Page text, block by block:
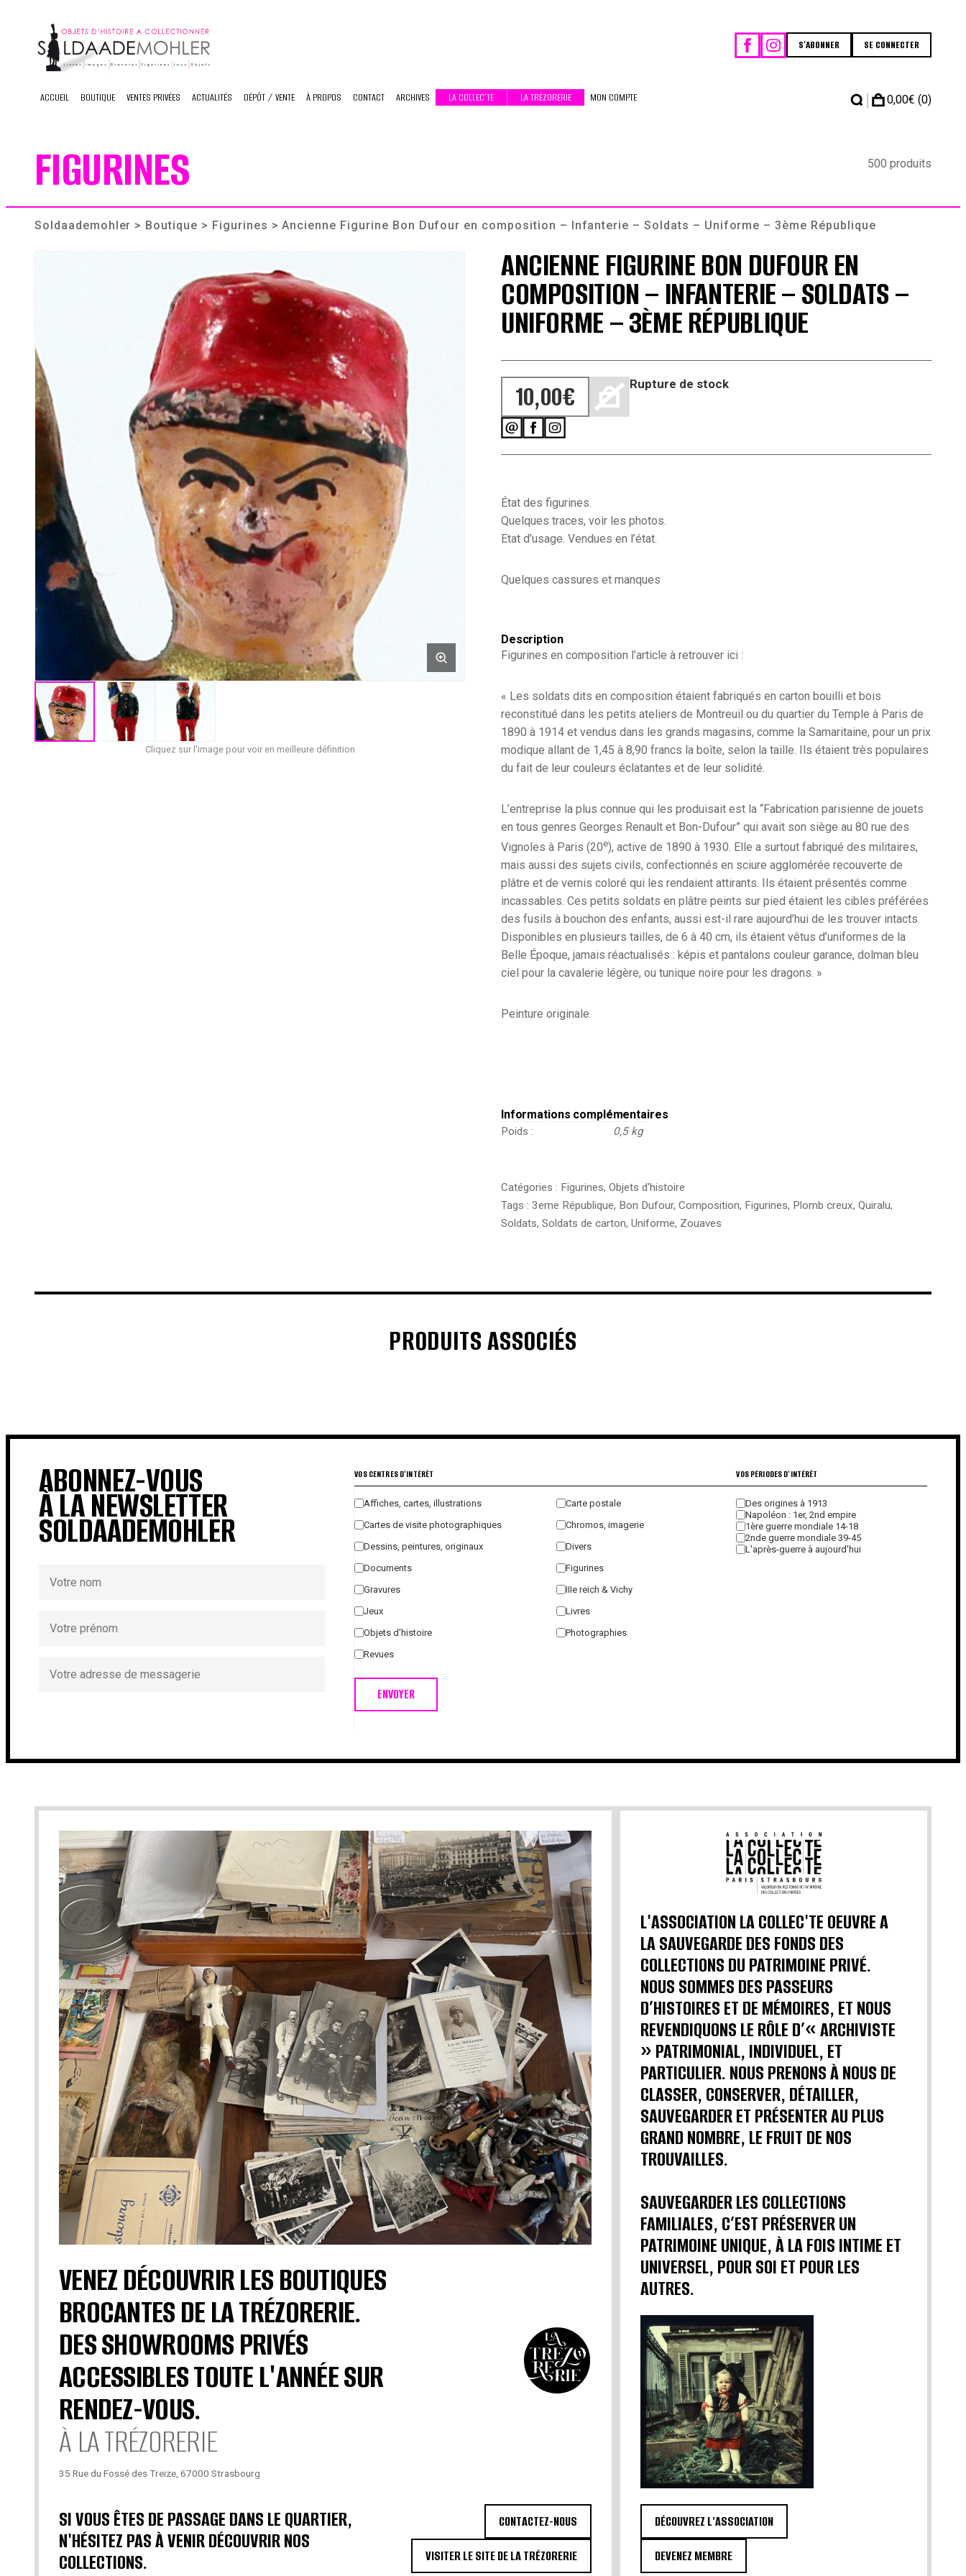
content
S'ABONNER SE CONNECTER
ACCUEIL BOUTIQUE VENTES PRIVÉES ACTUALITÉS DÉPÔT / VENTE À PROPOS CONTACT ARCHIVES LA COLLEC’TE LA TRÉZORERIE MON COMPTE | 0,00€ (0)
FIGURINES 500 produits
Soldaademohler > Boutique > Figurines > Ancienne Figurine Bon Dufour en composition – Infanterie – Soldats – Uniforme – 3ème République
Cliquez sur l'image pour voir en meilleure définition
ANCIENNE FIGURINE BON DUFOUR EN
COMPOSITION – INFANTERIE – SOLDATS –
UNIFORME – 3ÈME RÉPUBLIQUE
10,00€ Rupture de stock
État des figurines.
Quelques traces, voir les photos.
Etat d’usage. Vendues en l’état.
Quelques cassures et manques
Description
Figurines en composition l’article à retrouver ici :
« Les soldats dits en composition étaient fabriqués en carton bouilli et bois
reconstitué dans les petits ateliers de Montreuil ou du quartier du Temple à Paris de
1890 à 1914 et vendus dans les grands magasins, comme la Samaritaine, pour un prix
modique allant de 1,45 à 8,90 francs la boîte, selon la taille. Ils étaient très populaires
du fait de leur couleurs éclatantes et de leur solidité.
L’entreprise la plus connue qui les produisait est la “Fabrication parisienne de jouets
en tous genres Georges Renault et Bon-Dufour” qui avait son siège au 80 rue des
Vignoles à Paris (20e), active de 1890 à 1930. Elle a surtout fabriqué des militaires,
mais aussi des sujets civils, confectionnés en sciure agglomérée recouverte de
plâtre et de vernis coloré qui les rendaient attirants. Ils étaient présentés comme
incassables. Ces petits soldats en plâtre peints sur pied étaient les cibles préférées
des fusils à bouchon des enfants, aussi est-il rare aujourd’hui de les trouver intacts.
Disponibles en plusieurs tailles, de 6 à 40 cm, ils étaient vêtus d’uniformes de la
Belle Époque, jamais réactualisés : képis et pantalons couleur garance, dolman bleu
ciel pour la cavalerie légère, ou tunique noire pour les dragons. »
Peinture originale.
Informations complémentaires
Poids 0,5 kg
Catégories : Figurines, Objets d'histoire
Tags : 3eme République, Bon Dufour, Composition, Figurines, Plomb creux, Quiralu,
Soldats, Soldats de carton, Uniforme, Zouaves
PRODUITS ASSOCIÉS
ABONNEZ-VOUS
À LA NEWSLETTER
SOLDAADEMOHLER
VOS CENTRES D'INTÉRÊT
Affiches, cartes, illustrations
Carte postale
Cartes de visite photographiques
Chromos, imagerie
Dessins, peintures, originaux
Divers
Documents
Figurines
Gravures
IIIe reich & Vichy
Jeux
Livres
Objets d'histoire
Photographies
Revues
ENVOYER
VOS PÉRIODES D'INTÉRÊT
Des origines à 1913
Napoléon : 1er, 2nd empire
1ère guerre mondiale 14-18
2nde guerre mondiale 39-45
L'après-guerre à aujourd'hui
VENEZ DÉCOUVRIR LES BOUTIQUES
BROCANTES DE LA TRÉZORERIE.
DES SHOWROOMS PRIVÉS
ACCESSIBLES TOUTE L'ANNÉE SUR
RENDEZ-VOUS.
À LA TRÉZORERIE
35 Rue du Fossé des Treize, 67000 Strasbourg
SI VOUS ÊTES DE PASSAGE DANS LE QUARTIER,
N'HÉSITEZ PAS À VENIR DÉCOUVRIR NOS
COLLECTIONS.
CONTACTEZ-NOUS
VISITER LE SITE DE LA TRÉZORERIE
L'ASSOCIATION LA COLLEC'TE OEUVRE A
LA SAUVEGARDE DES FONDS DES
COLLECTIONS DU PATRIMOINE PRIVÉ.
NOUS SOMMES DES PASSEURS
D’HISTOIRES ET DE MÉMOIRES, ET NOUS
REVENDIQUONS LE RÔLE D’« ARCHIVISTE
» PATRIMONIAL, INDIVIDUEL, ET
PARTICULIER. NOUS PRENONS À NOUS DE
CLASSER, CONSERVER, DÉTAILLER,
SAUVEGARDER ET PRÉSENTER AU PLUS
GRAND NOMBRE, LE FRUIT DE NOS
TROUVAILLES.
SAUVEGARDER LES COLLECTIONS
FAMILIALES, C’EST PRÉSERVER UN
PATRIMOINE UNIQUE, À LA FOIS INTIME ET
UNIVERSEL, POUR SOI ET POUR LES
AUTRES.
DÉCOUVREZ L'ASSOCIATION
DEVENEZ MEMBRE